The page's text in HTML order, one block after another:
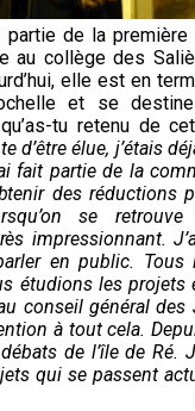
partie de la première
au collège des
elle est en
et se
tu retenu de
d’être élue, j’étais
fait partie de la
des réductions
se retrouve
impressionnant.
en public.
étudions les projets
conseil général
à tout cela.
de l’île de Ré.
qui se passent